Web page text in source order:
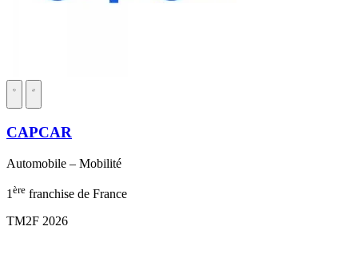
CAPCAR
Automobile – Mobilité
1 ère franchise de France
TM2F 2026